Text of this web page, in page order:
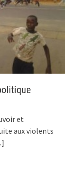
et
aux violents